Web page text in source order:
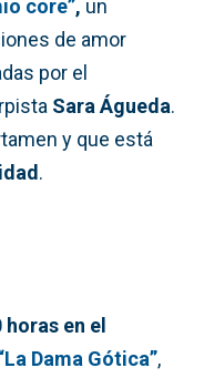
core”, un
de amor
por el
Sara Águeda.
y que está
.
horas en el
Dama Gótica”,